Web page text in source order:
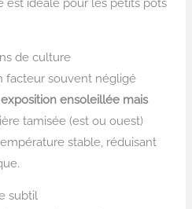
est idéale pour les petits pots
de culture
facteur souvent négligé
exposition ensoleillée mais
tamisée (est ou ouest)
stable, réduisant
subtil